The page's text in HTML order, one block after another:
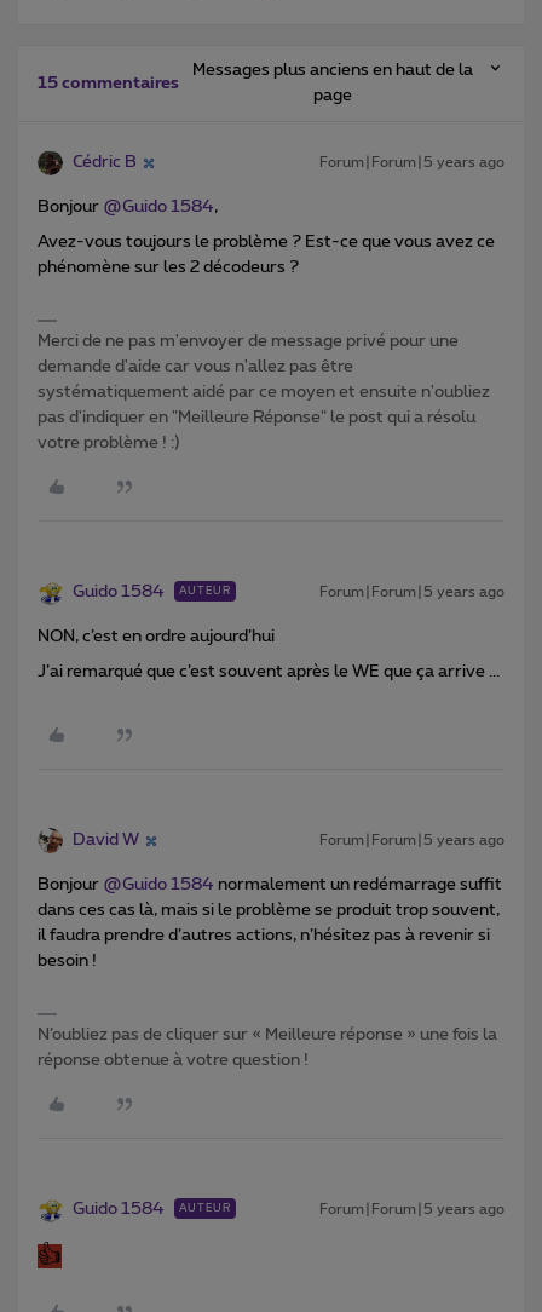
15 commentaires
Messages plus anciens en haut de la
page
Cédric B Forum|Forum|5 years ago
Bonjour @Guido 1584,
Avez-vous toujours le problème ? Est-ce que vous avez ce
phénomène sur les 2 décodeurs ?
Merci de ne pas m'envoyer de message privé pour une
demande d'aide car vous n'allez pas être
systématiquement aidé par ce moyen et ensuite n'oubliez
pas d'indiquer en "Meilleure Réponse" le post qui a résolu
votre problème ! :)
Guido 1584 AUTEUR Forum|Forum|5 years ago
NON, c’est en ordre aujourd’hui
J’ai remarqué que c’est souvent après le WE que ça arrive ...
David W Forum|Forum|5 years ago
Bonjour @Guido 1584 normalement un redémarrage suffit
dans ces cas là, mais si le problème se produit trop souvent,
il faudra prendre d’autres actions, n’hésitez pas à revenir si
besoin !
N’oubliez pas de cliquer sur « Meilleure réponse » une fois la
réponse obtenue à votre question !
Guido 1584 AUTEUR Forum|Forum|5 years ago
👍